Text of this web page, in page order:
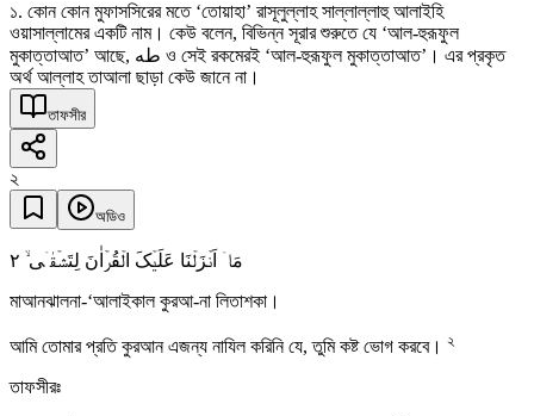
১. কোন কোন মুফাসসিরের মতে ‘তোয়াহা’ রাসূলুল্লাহ সাল্লাল্লাহু আলাইহি
ওয়াসাল্লামের একটি নাম। কেউ বলেন, বিভিন্ন সূরার শুরুতে যে ‘আল-হুরূফুল
মুকাত্তাআত’ আছে, طه ও সেই রকমেরই ‘আল-হুরূফুল মুকাত্তাআত’। এর প্রকৃত
অর্থ আল্লাহ তাআলা ছাড়া কেউ জানে না।
তাফসীর
২
অডিও
مَاۤ اَنۡزَلۡنَا عَلَیۡکَ الۡقُرۡاٰنَ لِتَشۡقٰۤی ۙ ٢
মাআনঝালনা-‘আলাইকাল কুরআ-না লিতাশকা।
আমি তোমার প্রতি কুরআন এজন্য নাযিল করিনি যে, তুমি কষ্ট ভোগ করবে। ২
তাফসীরঃ